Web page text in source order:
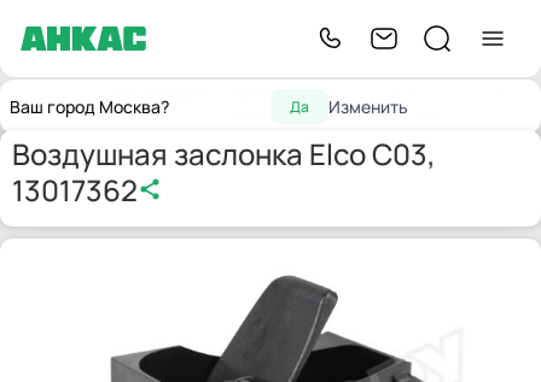
Ваш город Москва? Да Изменить
Главнаягорелок
C03, 13017362
Воздушная заслонка Elco C03,
13017362